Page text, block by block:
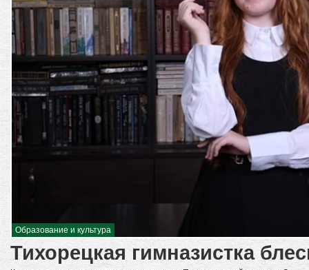
Образование и культура
Тихорецкая гимназистка